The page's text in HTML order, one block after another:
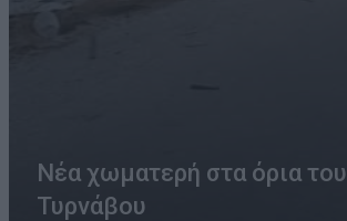
Νέα χωματερή στα όρια του
Τυρνάβου